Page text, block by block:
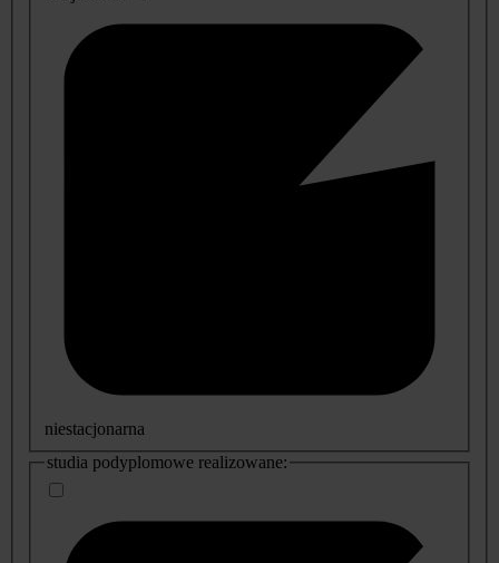
niestacjonarna
studia podyplomowe realizowane: